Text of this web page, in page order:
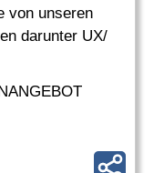
von unseren
darunter UX/